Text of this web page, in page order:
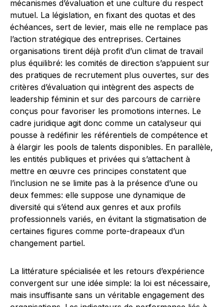
mécanismes d’évaluation et une culture du respect
mutuel. La législation, en fixant des quotas et des
échéances, sert de levier, mais elle ne remplace pas
l’action stratégique des entreprises. Certaines
organisations tirent déjà profit d’un climat de travail
plus équilibré: les comités de direction s’appuient sur
des pratiques de recrutement plus ouvertes, sur des
critères d’évaluation qui intègrent des aspects de
leadership féminin et sur des parcours de carrière
conçus pour favoriser les promotions internes. Le
cadre juridique agit donc comme un catalyseur qui
pousse à redéfinir les référentiels de compétence et
à élargir les pools de talents disponibles. En parallèle,
les entités publiques et privées qui s’attachent à
mettre en œuvre ces principes constatent que
l’inclusion ne se limite pas à la présence d’une ou
deux femmes: elle suppose une dynamique de
diversité qui s’étend aux genres et aux profils
professionnels variés, en évitant la stigmatisation de
certaines figures comme porte-drapeaux d’un
changement partiel.
La littérature spécialisée et les retours d’expérience
convergent sur une idée simple: la loi est nécessaire,
mais insuffisante sans un véritable engagement des